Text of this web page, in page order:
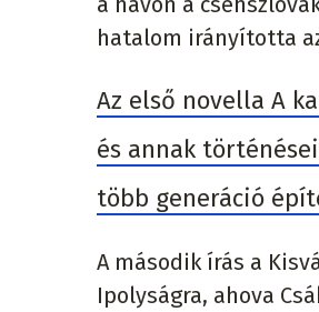
hatalom irányította
Az első novella A
és annak
több generáció
A második írás a
Ipolyságra, ahova